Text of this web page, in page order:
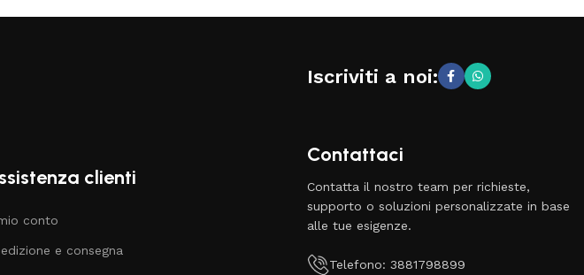
clienti
conto
e consegna
Iscriviti a noi:
Contattaci
Contatta il nostro team per richieste,
supporto o soluzioni personalizzate in base
alle tue esigenze.
Telefono: 3881798899